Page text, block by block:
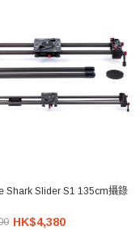
Shark Slider S1 135cm攝錄
HK$4,380